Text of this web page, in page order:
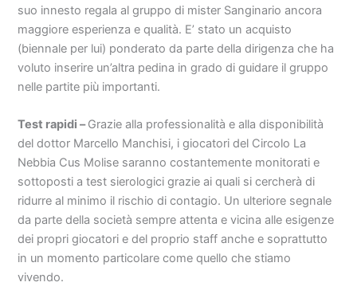
suo innesto regala al gruppo di mister Sanginario ancora
maggiore esperienza e qualità. E’ stato un acquisto
(biennale per lui) ponderato da parte della dirigenza che ha
voluto inserire un’altra pedina in grado di guidare il gruppo
nelle partite più importanti.
Test rapidi –Grazie alla professionalità e alla disponibilità
del dottor Marcello Manchisi, i giocatori del Circolo La
Nebbia Cus Molise saranno costantemente monitorati e
sottoposti a test sierologici grazie ai quali si cercherà di
ridurre al minimo il rischio di contagio. Un ulteriore segnale
da parte della società sempre attenta e vicina alle esigenze
dei propri giocatori e del proprio staff anche e soprattutto
in un momento particolare come quello che stiamo
vivendo.